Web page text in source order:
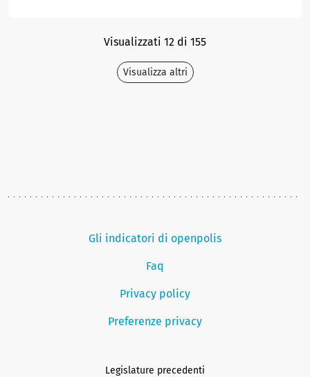
Visualizzati 12 di 155
Visualizza altri
Gli indicatori di openpolis
Faq
Privacy policy
Preferenze privacy
Legislature precedenti